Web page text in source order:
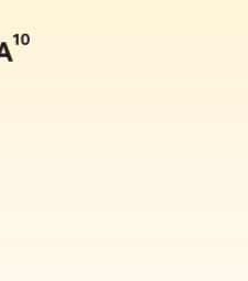
Szukaj